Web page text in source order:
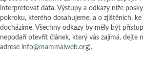
interpretovat data. Výstupy a odkazy níže
pokroku, kterého dosahujeme, a o zjištěních,
docházíme. Všechny odkazy by měly být
nepodaří otevřít článek, který vás zajímá, dejte
adrese info@mammalweb.org).